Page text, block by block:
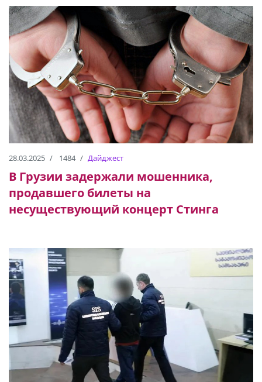
28.03.2025 1484 Дайджест
В Грузии задержали мошенника,
продавшего билеты на
несуществующий концерт Стинга